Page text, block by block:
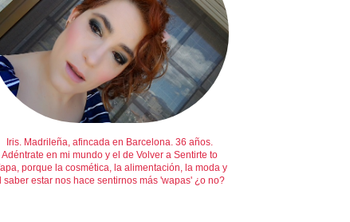
Iris. Madrileña, afincada en Barcelona. 36 años.
Adéntrate en mi mundo y el de Volver a Sentirte to
porque la cosmética, la alimentación, la moda y
saber estar nos hace sentirnos más 'wapas' ¿o no?